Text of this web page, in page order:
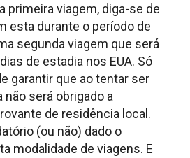
primeira viagem, diga-se de
esta durante o período de
segunda viagem que será
de estadia nos EUA. Só
garantir que ao tentar ser
será obrigado a
de residência local.
(ou não) dado o
modalidade de viagens. E